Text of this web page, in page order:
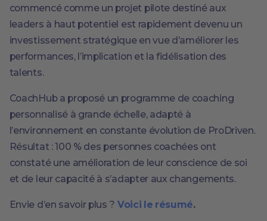
commencé comme un projet pilote destiné aux
leaders à haut potentiel est rapidement devenu un
investissement stratégique en vue d’améliorer les
performances, l’implication et la fidélisation des
talents.
CoachHub a proposé un programme de coaching
personnalisé à grande échelle, adapté à
l’environnement en constante évolution de ProDriven.
Résultat : 100 % des personnes coachées ont
constaté une amélioration de leur conscience de soi
et de leur capacité à s’adapter aux changements.
Envie d’en savoir plus ? Voici le résumé.